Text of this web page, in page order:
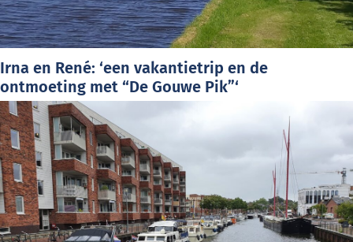
Irna en René: ‘een vakantietrip en de
ontmoeting met “De Gouwe Pik”‘